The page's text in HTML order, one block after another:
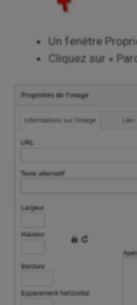
Un fenêtre
Cliquez sur «